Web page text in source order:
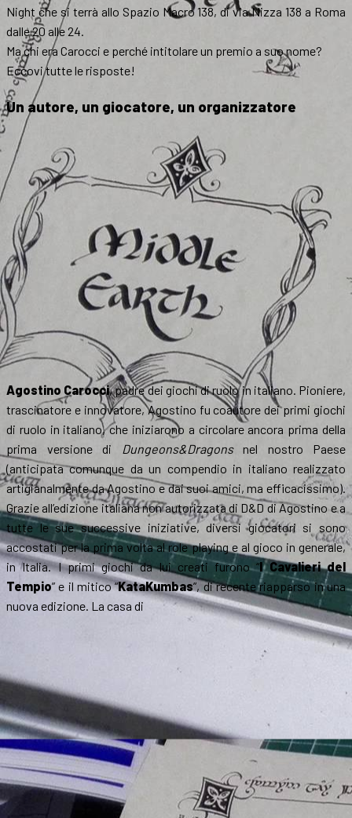
Night che si terrà allo Spazio Macro 138, di via Nizza 138 a Roma
dalle 20 alle 24.
Ma chi era Carocci e perché intitolare un premio a suo nome?
Eccovi tutte le risposte!
Un autore, un giocatore, un organizzatore
Agostino Carocci, padre dei giochi di ruolo in italiano. Pioniere,
trascinatore e innovatore, Agostino fu coautore dei primi giochi
di ruolo in italiano, che iniziarono a circolare ancora prima della
prima versione di Dungeons&Dragonsnel nostro Paese
(anticipata comunque da un compendio in italiano realizzato
artigianalmente da Agostino e dai suoi amici, ma efficacissimo).
Grazie all’edizione italiana non autorizzata di D&D di Agostino e a
tutte le sue successive iniziative, diversi giocatori si sono
accostati per la prima volta al role playing e al gioco in generale,
in Italia. I primi giochi da lui creati furono “I Cavalieri del
Tempio” e il mitico “KataKumbas”, di recente riapparso in una
nuova edizione. La casa di